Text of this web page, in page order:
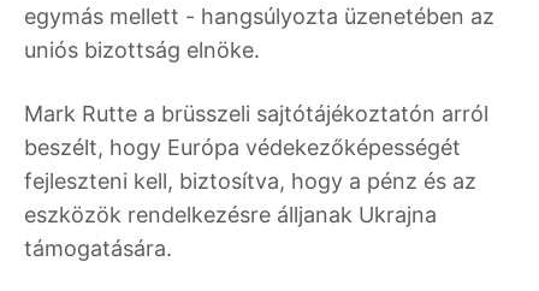
egymás mellett - hangsúlyozta üzenetében az
uniós bizottság elnöke.
Mark Rutte a brüsszeli sajtótájékoztatón arról
beszélt, hogy Európa védekezőképességét
fejleszteni kell, biztosítva, hogy a pénz és az
eszközök rendelkezésre álljanak Ukrajna
támogatására.